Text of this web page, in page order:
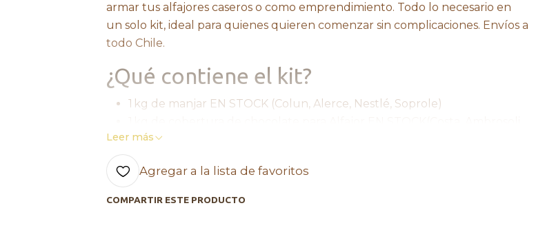
armar tus alfajores caseros o como emprendimiento. Todo lo necesario en
un solo kit, ideal para quienes quieren comenzar sin complicaciones. Envíos a
todo Chile.
¿Qué contiene el kit?
1 kg de manjar EN STOCK (Colun, Alerce, Nestlé, Soprole)
Puratos)
Galletas para alfajor EN STOCK (GRAN VALLE, TIO NINO, SAOBA)
Ventajas del producto
Leer más
Agregar a la lista de favoritos
COMPARTIR ESTE PRODUCTO